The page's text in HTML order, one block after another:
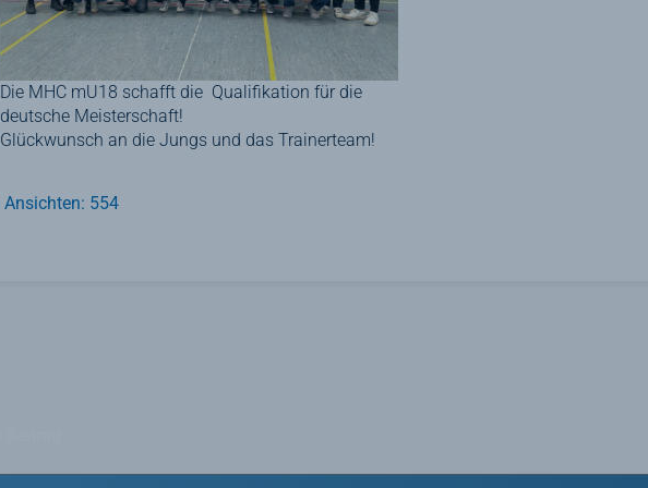
Die MHC mU18 schafft die Qualifikation für die
deutsche Meisterschaft!
Glückwunsch an die Jungs und das Trainerteam!
Ansichten: 554